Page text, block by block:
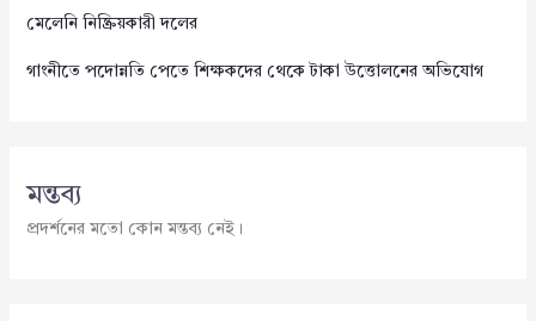
মেলেনি নিষ্ক্রিয়কারী দলের
গাংনীতে পদোন্নতি পেতে শিক্ষকদের থেকে টাকা উত্তোলনের অভিযোগ
মন্তব্য
প্রদর্শনের মতো কোন মন্তব্য নেই।